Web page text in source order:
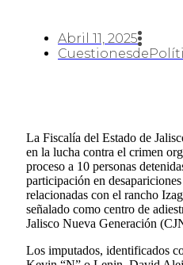
Abril 11, 2025
La Fiscalía del Estado de
en la lucha contra el crimen
proceso a 10 personas
participación en
relacionadas con el rancho
señalado como centro de
Jalisco Nueva Generación
Los imputados, identificados